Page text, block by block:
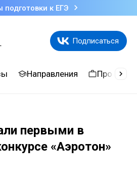
подготовки к ЕГЭ
Подписаться
Направления
первыми в
«Аэротон»